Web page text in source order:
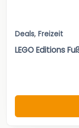
Deals, Freizeit
LEGO Editions